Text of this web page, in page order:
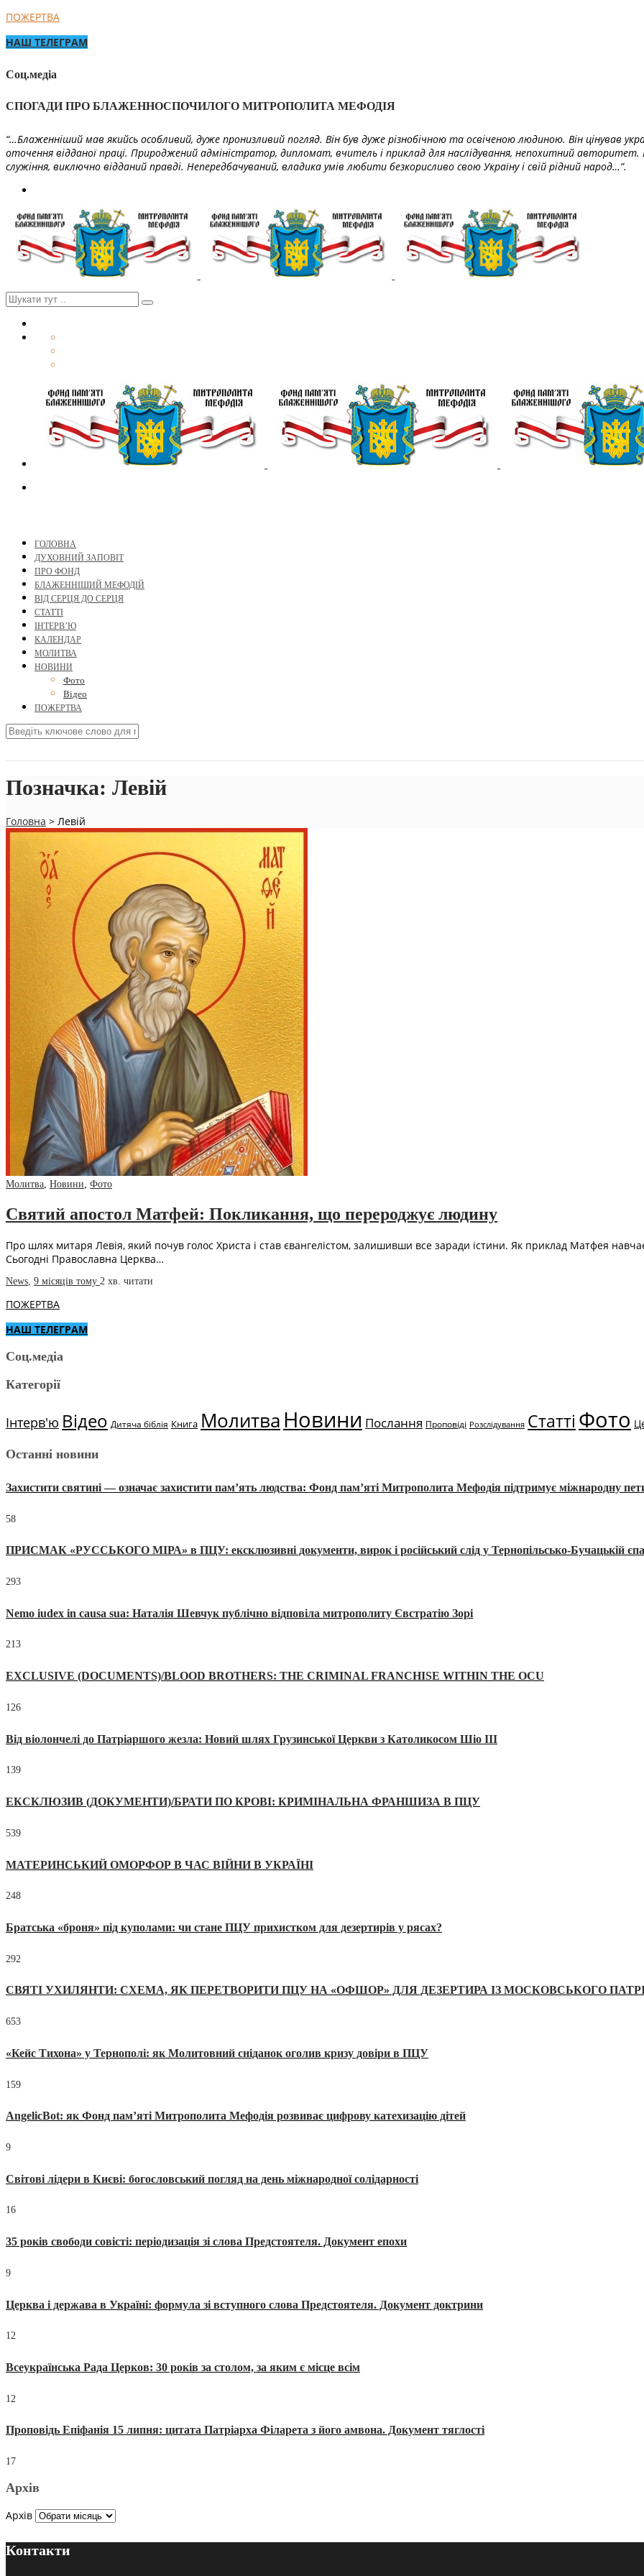
ПОЖЕРТВА
НАШ ТЕЛЕГРАМ
Соц.медіа
СПОГАДИ ПРО БЛАЖЕННОСПОЧИЛОГО МИТРОПОЛИТА МЕФОДІЯ
“…Блаженніший мав якийсь особливий, дуже пронизливий погляд. Він був дуже різнобічною та освіченою людиною. Він цінував
оточення відданої праці. Природжений адміністратор, дипломат, вчитель і приклад для наслідування, непохитний
служіння, виключно відданий правді. Непередбачуваний, владика умів любити безкорисливо свою Україну і свій рідний народ…”.
ГОЛОВНА
ДУХОВНИЙ ЗАПОВІТ
ПРО ФОНД
БЛАЖЕННІШИЙ МЕФОДІЙ
ВІД СЕРЦЯ ДО СЕРЦЯ
СТАТТІ
ІНТЕРВ’Ю
КАЛЕНДАР
МОЛИТВА
НОВИНИ
Фото
Відео
ПОЖЕРТВА
Позначка: Левій
Головна > Левій
Молитва, Новини, Фото
Святий апостол Матфей: Покликання, що перероджує людину
Про шлях митаря Левія, який почув голос Христа і став євангелістом, залишивши все заради істини. Як приклад Матфея навчає
Сьогодні Православна Церква…
News, 9 місяців тому 2 хв. читати
ПОЖЕРТВА
НАШ ТЕЛЕГРАМ
Соц.медіа
Категорії
Інтерв'ю Відео Дитяча біблія Книга МолитваНовини Послання Проповіді Розслідування Статті Фото
Останні новини
Захистити святині — означає захистити пам’ять людства: Фонд пам’яті Митрополита Мефодія підтримує міжнародну
58
ПРИСМАК «РУССЬКОГО МІРА» в ПЦУ: ексклюзивні документи, вирок і російський слід у Тернопільсько-Бучацькій
293
Nemo iudex in causa sua: Наталія Шевчук публічно відповіла митрополиту Євстратію Зорі
213
EXCLUSIVE (DOCUMENTS)/BLOOD BROTHERS: THE CRIMINAL FRANCHISE WITHIN THE OCU
126
Від віолончелі до Патріаршого жезла: Новий шлях Грузинської Церкви з Католикосом Шіо III
139
ЕКСКЛЮЗИВ (ДОКУМЕНТИ)/БРАТИ ПО КРОВІ: КРИМІНАЛЬНА ФРАНШИЗА В ПЦУ
539
МАТЕРИНСЬКИЙ ОМОРФОР В ЧАС ВІЙНИ В УКРАЇНІ
248
Братська «броня» під куполами: чи стане ПЦУ прихистком для дезертирів у рясах?
292
СВЯТІ УХИЛЯНТИ: СХЕМА, ЯК ПЕРЕТВОРИТИ ПЦУ НА «ОФШОР» ДЛЯ ДЕЗЕРТИРА ІЗ МОСКОВСЬКОГО
653
«Кейс Тихона» у Тернополі: як Молитовний сніданок оголив кризу довіри в ПЦУ
159
AngelicBot: як Фонд пам’яті Митрополита Мефодія розвиває цифрову катехизацію дітей
9
Світові лідери в Києві: богословський погляд на день міжнародної солідарності
16
35 років свободи совісті: періодизація зі слова Предстоятеля. Документ епохи
9
Церква і держава в Україні: формула зі вступного слова Предстоятеля. Документ доктрини
12
Всеукраїнська Рада Церков: 30 років за столом, за яким є місце всім
12
Проповідь Епіфанія 15 липня: цитата Патріарха Філарета з його амвона. Документ тяглості
17
Архів
Архів
Контакти